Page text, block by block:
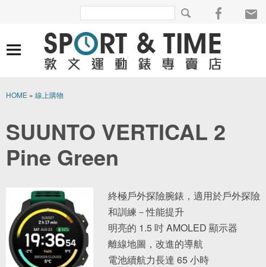
HOME » 線上購物
SUUNTO VERTICAL 2
Pine Green
終極戶外探險腕錶，適用於戶外探險
和訓練－性能提升
明亮的 1.5 吋 AMOLED 顯示器
離線地圖，改進的導航
電池續航力長達 65 小時